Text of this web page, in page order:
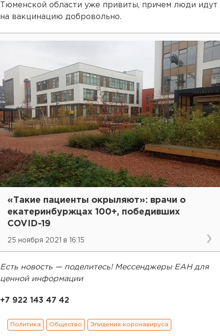
Тюменской области уже привиты, причем люди идут
на вакцинацию добровольно.
«Такие пациенты окрыляют»: врачи о
екатеринбуржцах 100+, победивших
COVID-19
25 ноября 2021 в 16:15
Есть новость — поделитесь! Мессенджеры ЕАН для
ценной информации
+7 922 143 47 42
Политика Общество Эпидемия коронавируса